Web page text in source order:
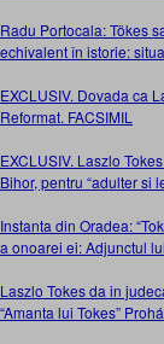
Radu Portocala: Tökes
echivalent în istorie:
EXCLUSIV. Dovada ca
Reformat. FACSIMIL
EXCLUSIV. Laszlo
Bihor, pentru “adulter si
Instanta din Oradea:
a onoarei ei: Adjunctul
Laszlo Tokes da in
“Amanta lui Tokes”